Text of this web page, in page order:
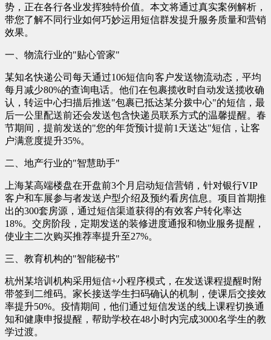
势，正在各行各业发挥独特价值。本文将通过真实案例解析，
带您了解不同行业如何巧妙运用短信群发提升服务质量和营销
效果。
一、物流行业的"贴心管家"
某知名快递公司每天通过106短信向客户发送物流动态，平均
每月减少80%的查询电话。他们在包裹揽收时自动发送揽收确
认，转运中心扫描后推送"包裹已抵达某分拨中心"的短信，最
后一公里配送前还会发送包含快递员联系方式的温馨提醒。春
节期间，提前发送的"您的年货预计提前1天送达"短信，让客
户满意度提升35%。
二、地产行业的"智慧助手"
上海某高端楼盘在开盘前3个月启动短信营销，针对银行VIP
客户和车展参与者发送户型介绍及预约看房信息。项目首期推
出的300套房源，通过短信渠道获得的有效客户转化率达
18%。交房阶段，定期发送的装修进度通报和物业服务提醒，
使业主二次购买推荐率提升至27%。
三、教育机构的"智能秘书"
杭州某培训机构采用短信+小程序模式，在发送课程提醒时附
带签到二维码。家长接送学生扫码确认的机制，使课后交接效
率提升50%。疫情期间，他们通过短信发送的线上课程切换通
知和健康申报提醒，帮助学校在48小时内完成3000名学生的教
学过渡。